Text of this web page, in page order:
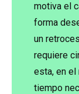
motiva el
forma
un
requiere
esta, en el
tiempo